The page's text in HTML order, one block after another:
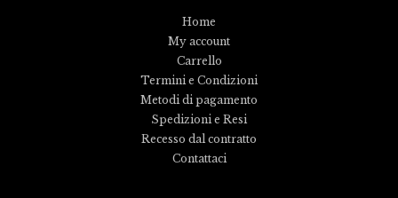
Home
My account
Carrello
Termini e Condizioni
Metodi di pagamento
Spedizioni e Resi
Recesso dal contratto
Contattaci